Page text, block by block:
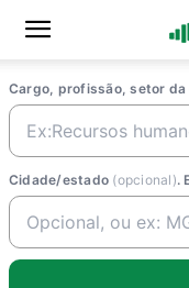
Cargo, profissão, setor da
Cidade/estado (opcional).